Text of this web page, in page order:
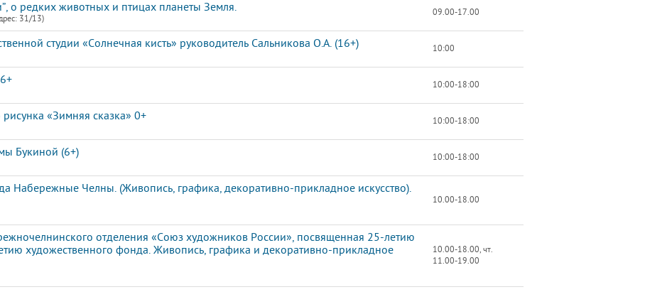
о редких животных и птицах планеты Земля.
31/13)
09.00-17.00
студии «Солнечная кисть» руководитель Сальникова О.А. (16+) 10:00
10:00-18:00
«Зимняя сказка» 0+ 10:00-18:00
Букиной (6+) 10:00-18:00
Набережные Челны. (Живопись, графика, декоративно-прикладное искусство).
10.00-18.00
отделения «Союз художников России», посвященная 25-летию
художественного фонда. Живопись, графика и декоративно-прикладное
10.00-18.00, чт.
11.00-19.00